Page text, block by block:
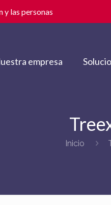
las personas
empresa
Inicio